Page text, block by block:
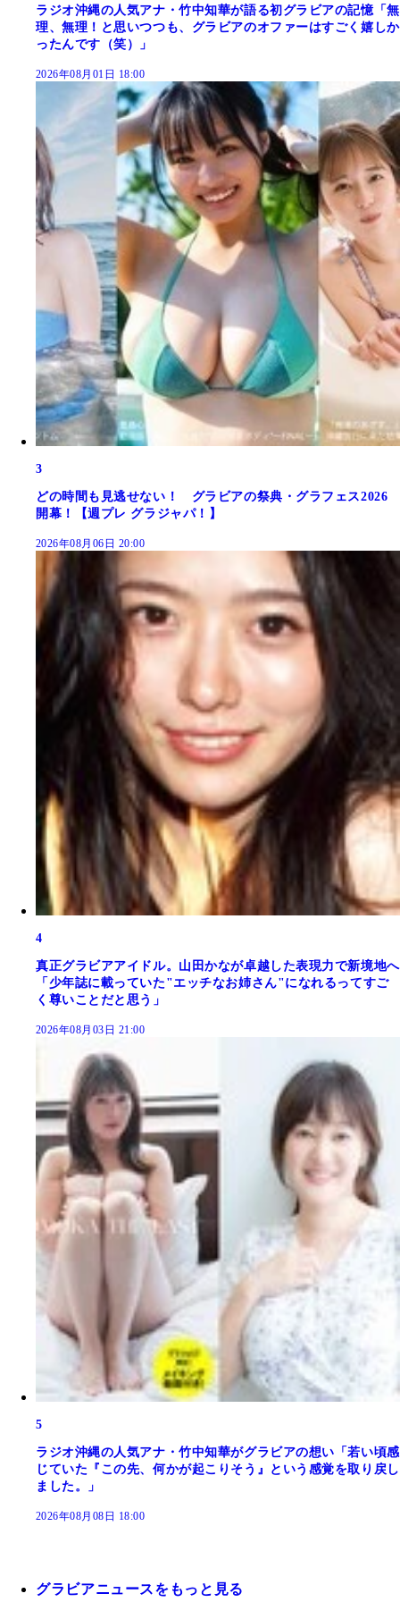
ラジオ沖縄の人気アナ・竹中知華が語る初グラビアの記憶「無
理、無理！と思いつつも、グラビアのオファーはすごく嬉しか
ったんです（笑）」
2026年08月01日 18:00
3
どの時間も見逃せない！ グラビアの祭典・グラフェス2026
開幕！【週プレ グラジャパ！】
2026年08月06日 20:00
4
真正グラビアアイドル。山田かなが卓越した表現力で新境地へ
「少年誌に載っていた"エッチなお姉さん"になれるってすご
く尊いことだと思う」
2026年08月03日 21:00
5
ラジオ沖縄の人気アナ・竹中知華がグラビアの想い「若い頃感
じていた『この先、何かが起こりそう』という感覚を取り戻し
ました。」
2026年08月08日 18:00
グラビアニュースをもっと見る